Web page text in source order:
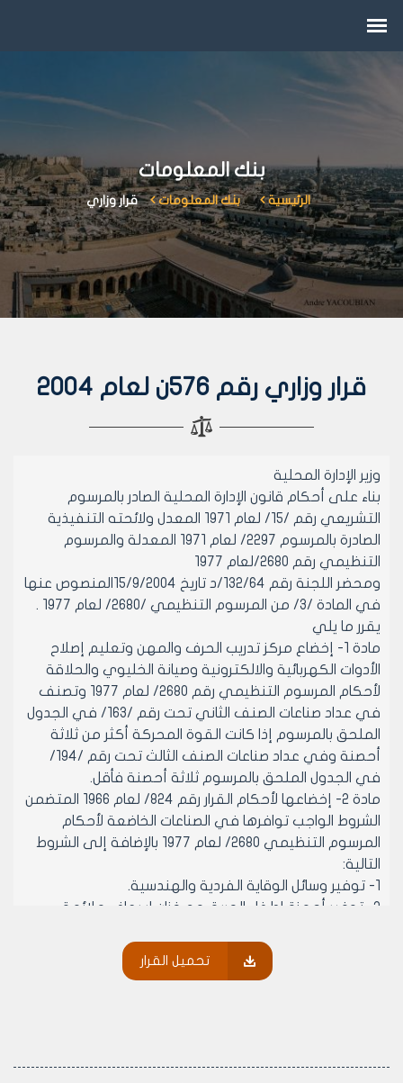
بنك المعلومات
الرئيسية بنك المعلومات قرار وزاري
قرار وزاري رقم 576ن لعام 2004
وزير الإدارة المحلية
بناء على أحكام قانون الإدارة المحلية الصادر بالمرسوم
التشريعي رقم /15/ لعام 1971 المعدل ولائحته التنفيذية
الصادرة بالمرسوم 2297/ لعام 1971 المعدلة والمرسوم
التنظيمي رقم 2680/لعام 1977
ومحضر اللجنة رقم 132/64/د تاريخ 15/9/2004المنصوص عنها
في المادة /3/ من المرسوم التنظيمي /2680/ لعام 1977 .
يقرر ما يلي
مادة 1- إخضاع مركز تدريب الحرف والمهن وتعليم إصلاح
الأدوات الكهربائية والالكترونية وصيانة الخليوي والحلاقة
لأحكام المرسوم التنظيمي رقم 2680/ لعام 1977 وتصنف
في عداد صناعات الصنف الثاني تحت رقم /163/ في الجدول
الملحق بالمرسوم إذا كانت القوة المحركة أكثر من ثلاثة
أحصنة وفي عداد صناعات الصنف الثالث تحت رقم /194/
في الجدول الملحق بالمرسوم ثلاثة أحصنة فأقل.
مادة 2- إخضاعها لأحكام القرار رقم 824/ لعام 1966 المتضمن
الشروط الواجب توافرها في الصناعات الخاضعة لأحكام
المرسوم التنظيمي 2680/ لعام 1977 بالإضافة إلى الشروط
التالية:
1- توفير وسائل الوقاية الفردية والهندسية.
2- توفير أجهزة إطفاء الحريق مع خزان إسعاف ملائمة
مادة 3- يتوجب على أصحاب مركز تدريب الحرف والمهن
تحميل القرار